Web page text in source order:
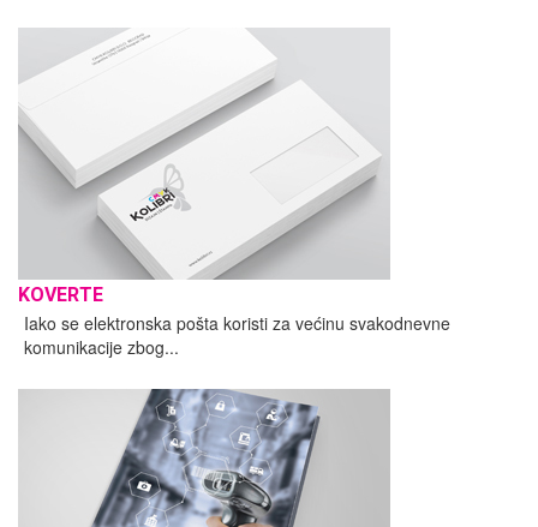
KOVERTE
Iako se elektronska pošta koristi za većinu svakodnevne
komunikacije zbog...